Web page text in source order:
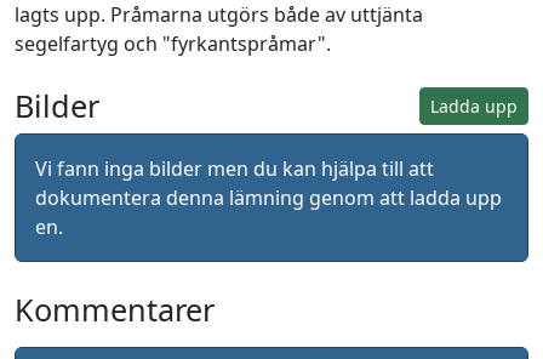
lagts upp. Pråmarna utgörs både av uttjänta
segelfartyg och "fyrkantspråmar".
Ladda upp
Bilder
Vi fann inga bilder men du kan hjälpa till att
dokumentera denna lämning genom att ladda upp
en.
Kommentarer